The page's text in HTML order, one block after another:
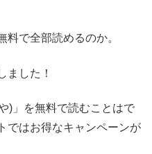
料で全部読めるのか。
ました！
)」を無料で読むことはで
ではお得なキャンペーンが